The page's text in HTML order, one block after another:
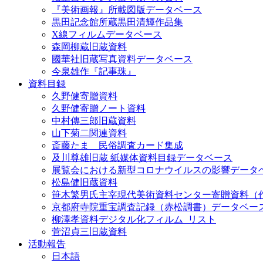
『美術画報』所載図版データベース
黒田記念館所蔵黒田清輝作品集
X線フィルムデータベース
森岡柳蔵旧蔵資料
國華社旧蔵写真資料データベース
今泉雄作『記事珠』
資料目録
久野健寄贈資料
久野健寄贈ノート資料
中村傳三郎旧蔵資料
山下菊二関連資料
斎藤たま 民俗調査カード集成
及川尊雄旧蔵 紙媒体資料目録データベース
展覧会における新型コロナウイルスの影響データ
松島健旧蔵資料
笹木繁男氏主宰現代美術資料センター寄贈資料（
京都府寺院重宝調査記録（赤松調書）データベー
柳澤孝資料デジタル化フィルム_リスト
菅沼貞三旧蔵資料
活動報告
日本語